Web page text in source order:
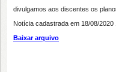
divulgamos aos discentes os
Notícia cadastrada em 18/08/2020
Baixar arquivo